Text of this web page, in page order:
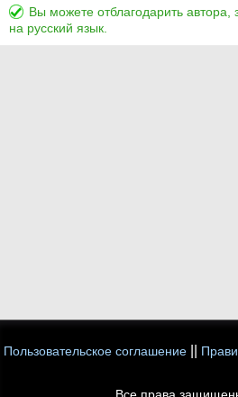
Вы можете отблагодарить автора,
на русский язык.
Пользовательское соглашение